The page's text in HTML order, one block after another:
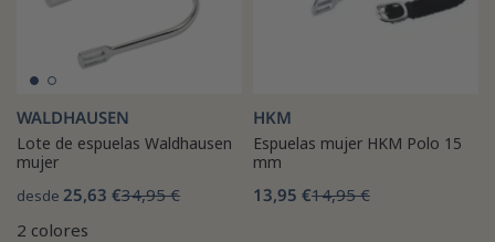
WALDHAUSEN
Lote de espuelas Waldhausen
mujer
desde 25,63 €34,95 €
2 colores
HKM
Espuelas mujer HKM Polo 15
mm
13,95 €14,95 €